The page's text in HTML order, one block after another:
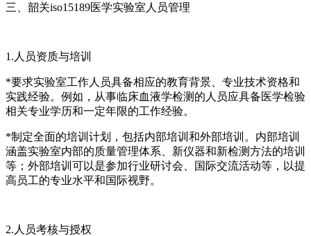
三、韶关iso15189医学实验室人员管理
1.人员资质与培训
*要求实验室工作人员具备相应的教育背景、专业技术资格和
实践经验。例如，从事临床血液学检测的人员应具备医学检验
相关专业学历和一定年限的工作经验。
*制定全面的培训计划，包括内部培训和外部培训。内部培训
涵盖实验室内部的质量管理体系、新仪器和新检测方法的培训
等；外部培训可以是参加行业研讨会、国际交流活动等，以提
高员工的专业水平和国际视野。
2.人员考核与授权